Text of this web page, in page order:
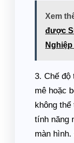
Xem
được
3. Chế độ
mê hoặc
không
tính năng
màn